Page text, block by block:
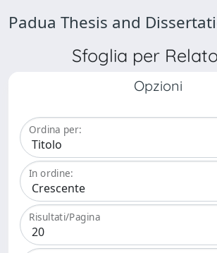
Padua Thesis and
Sfoglia per
Opzioni
Ordina per:
In ordine:
Risultati/Pagina